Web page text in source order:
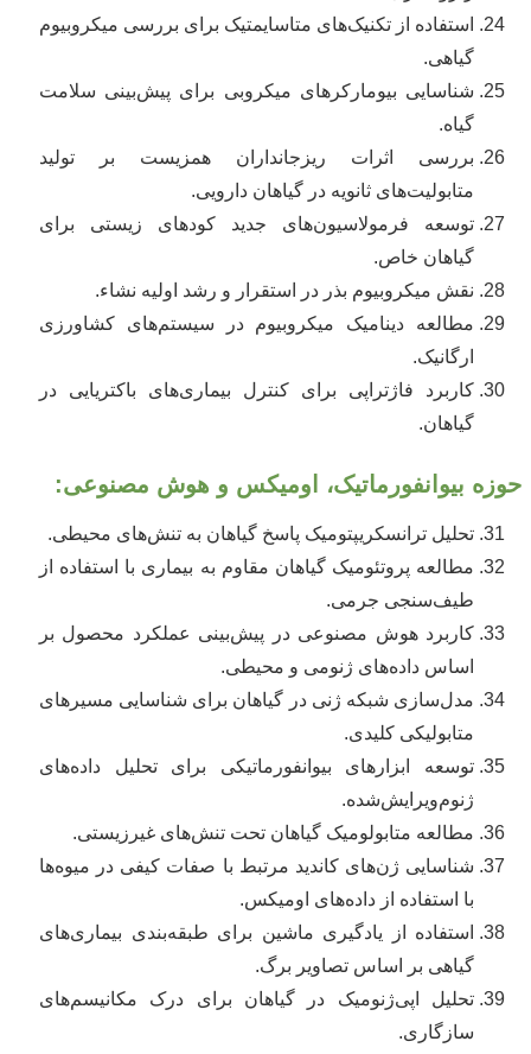
استفاده از تکنیک‌های متاسایمتیک برای بررسی میکروبیوم
گیاهی.
شناسایی بیومارکرهای میکروبی برای پیش‌بینی سلامت
گیاه.
بررسی اثرات ریزجانداران همزیست بر تولید
متابولیت‌های ثانویه در گیاهان دارویی.
توسعه فرمولاسیون‌های جدید کودهای زیستی برای
گیاهان خاص.
نقش میکروبیوم بذر در استقرار و رشد اولیه نشاء.
مطالعه دینامیک میکروبیوم در سیستم‌های کشاورزی
ارگانیک.
کاربرد فاژتراپی برای کنترل بیماری‌های باکتریایی در
گیاهان.
حوزه بیوانفورماتیک، اومیکس و هوش مصنوعی:
تحلیل ترانسکریپتومیک پاسخ گیاهان به تنش‌های محیطی.
مطالعه پروتئومیک گیاهان مقاوم به بیماری با استفاده از
طیف‌سنجی جرمی.
کاربرد هوش مصنوعی در پیش‌بینی عملکرد محصول بر
اساس داده‌های ژنومی و محیطی.
مدل‌سازی شبکه ژنی در گیاهان برای شناسایی مسیرهای
متابولیکی کلیدی.
توسعه ابزارهای بیوانفورماتیکی برای تحلیل داده‌های
ژنوم‌ویرایش‌شده.
مطالعه متابولومیک گیاهان تحت تنش‌های غیرزیستی.
شناسایی ژن‌های کاندید مرتبط با صفات کیفی در میوه‌ها
با استفاده از داده‌های اومیکس.
استفاده از یادگیری ماشین برای طبقه‌بندی بیماری‌های
گیاهی بر اساس تصاویر برگ.
تحلیل اپی‌ژنومیک در گیاهان برای درک مکانیسم‌های
سازگاری.